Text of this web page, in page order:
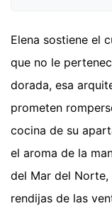
Elena sostiene el
que no le
dorada, esa
prometen
cocina de su
el aroma de la
del Mar del
rendijas de las